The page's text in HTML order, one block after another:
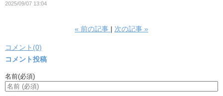
2025/09/07 13:04
« 前の記事 次の記事 »
コメント(0)
コメント投稿
名前(必須)